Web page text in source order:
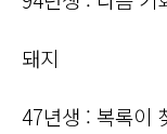
돼지
47년생 : 복록이